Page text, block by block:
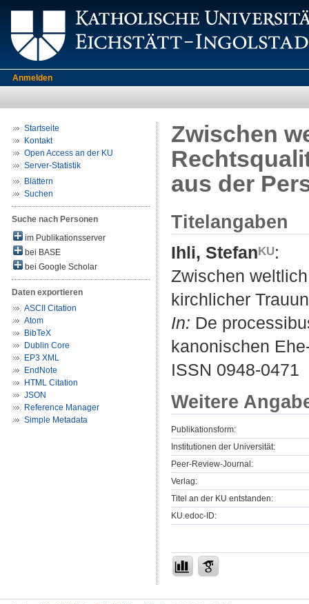
Anmelden
Startseite
Kontakt
Open Access an der KU
Server-Statistik
Blättern
Suchen
Suche nach Personen
im Publikationsserver
bei BASE
bei Google Scholar
Daten exportieren
ASCII Citation
Atom
BibTeX
Dublin Core
EP3 XML
EndNote
HTML Citation
JSON
Reference Manager
Simple Metadata
Zwischen
aus der
Titelangaben
Ihli, Stefan
:
Zwischen
kirchlicher
In: De
kanonischen
ISSN 0948-0471
Weitere
Publikationsform:
Institutionen der Universität:
Peer-Review-Journal:
Verlag:
Titel an der KU entstanden:
KU.edoc-ID: